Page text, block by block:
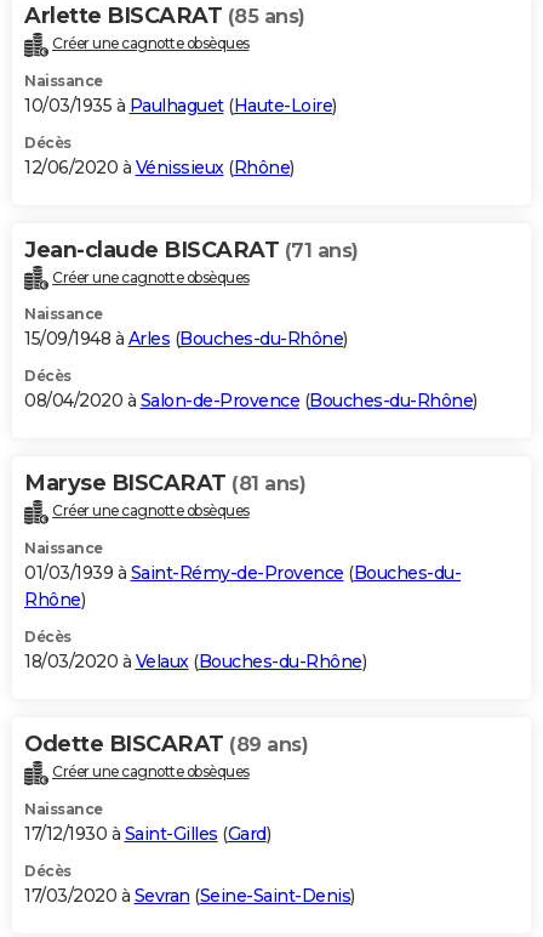
Arlette BISCARAT (85 ans)
Créer une cagnotte obsèques
Naissance
10/03/1935 à Paulhaguet(Haute-Loire)
Décès
12/06/2020 à Vénissieux (Rhône)
Jean-claude BISCARAT (71 ans)
Créer une cagnotte obsèques
Naissance
15/09/1948 à Arles (Bouches-du-Rhône)
Décès
08/04/2020 à Salon-de-Provence (Bouches-du-Rhône)
Maryse BISCARAT (81 ans)
Créer une cagnotte obsèques
Naissance
01/03/1939 à Saint-Rémy-de-Provence (Bouches-du-
Rhône)
Décès
18/03/2020 à Velaux(Bouches-du-Rhône)
Odette BISCARAT (89 ans)
Créer une cagnotte obsèques
Naissance
17/12/1930 à Saint-Gilles (Gard)
Décès
17/03/2020 à Sevran (Seine-Saint-Denis)